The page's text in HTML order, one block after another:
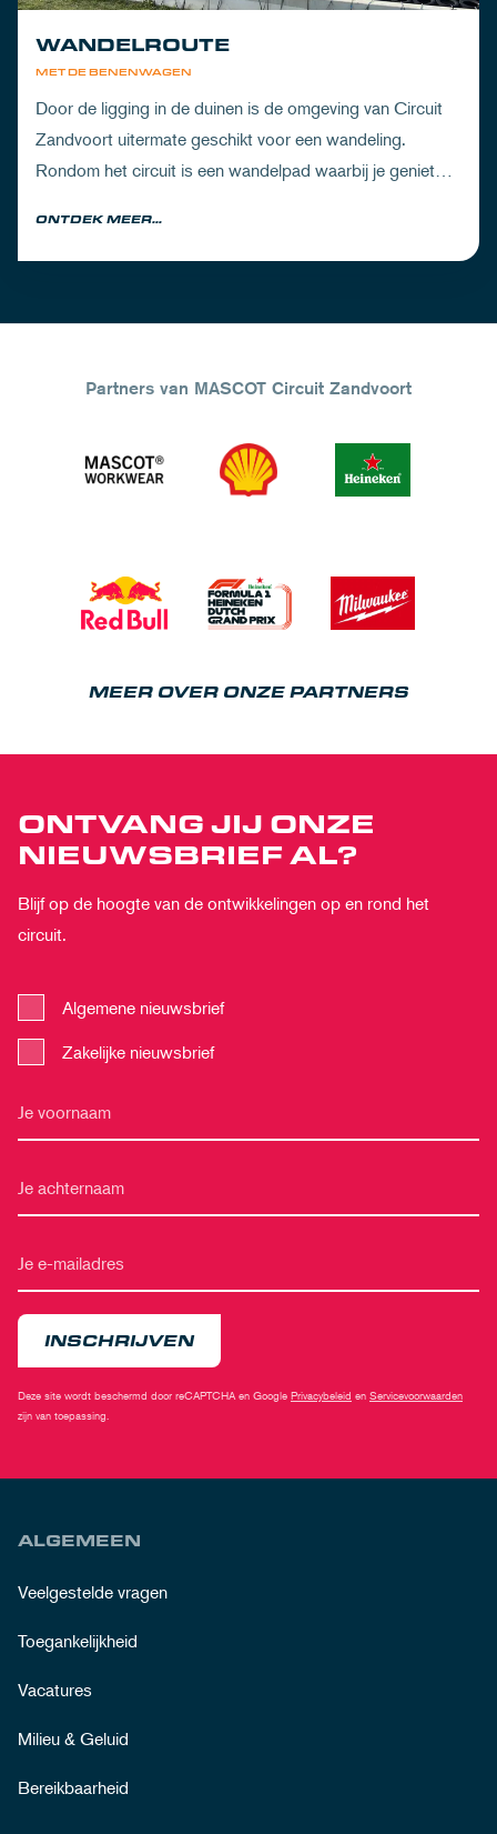
MET DE BENENWAGEN
WANDELROUTE
Door de ligging in de duinen is de omgeving van Circuit
Zandvoort uitermate geschikt voor een wandeling.
Rondom het circuit is een wandelpad waarbij je geniet
ONTDEK MEER...
Partners van MASCOT Circuit Zandvoort
MEER OVER ONZE PARTNERS
ONTVANG JIJ ONZE
NIEUWSBRIEF AL?
Blijf op de hoogte van de ontwikkelingen op en rond het
circuit.
Algemene nieuwsbrief
Zakelijke nieuwsbrief
INSCHRIJVEN
Deze site wordt beschermd door reCAPTCHA en Google Privacybeleid en Servicevoorwaarden
zijn van toepassing.
ALGEMEEN
Veelgestelde vragen
Toegankelijkheid
Vacatures
Milieu & Geluid
Bereikbaarheid